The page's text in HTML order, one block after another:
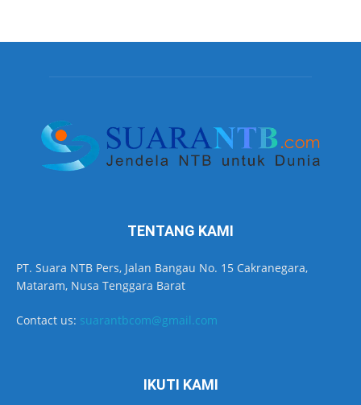
TENTANG KAMI
PT. Suara NTB Pers, Jalan Bangau No. 15 Cakranegara,
Mataram, Nusa Tenggara Barat
Contact us: suarantbcom@gmail.com
IKUTI KAMI